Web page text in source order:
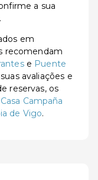
a sua
em
recomendam
e Puente
avaliações e
reservas, os
Campaña
de Vigo.